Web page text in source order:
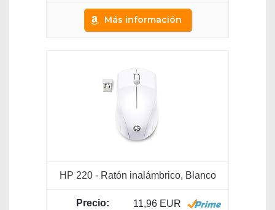
Más información
HP 220 - Ratón inalámbrico, Blanco
11,96 EUR